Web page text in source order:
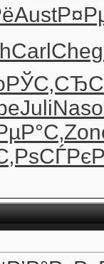
Aust
Carl Cheg
JuliNaso